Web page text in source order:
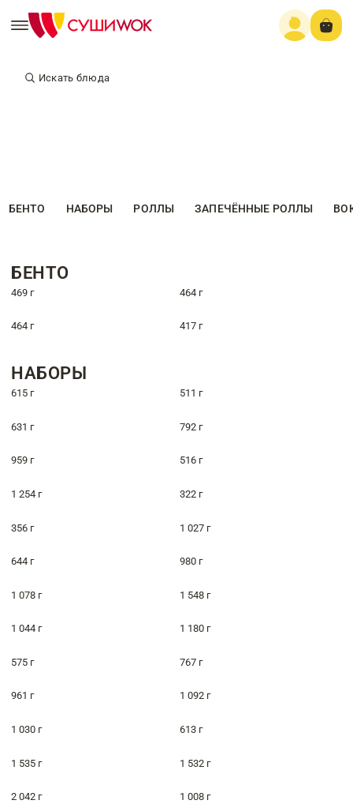
Искать блюда
БЕНТО НАБОРЫ РОЛЛЫ ЗАПЕЧЁННЫЕ РОЛЛЫ
БЕНТО
469 г 464 г
464 г 417 г
НАБОРЫ
615 г 511 г
631 г 792 г
959 г 516 г
1 254 г 322 г
356 г 1 027 г
644 г 980 г
1 078 г 1 548 г
1 044 г 1 180 г
575 г 767 г
961 г 1 092 г
1 030 г 613 г
1 535 г 1 532 г
2 042 г 1 008 г